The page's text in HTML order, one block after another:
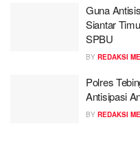
Guna
Siantar
SPBU
BY REDAKSI
Polres
Antisipasi
BY REDAKSI